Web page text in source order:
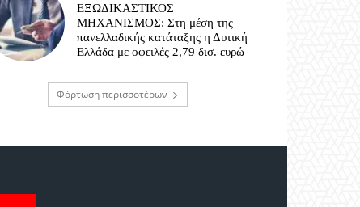
ΕΞΩΔΙΚΑΣΤΙΚΟΣ
ΜΗΧΑΝΙΣΜΟΣ: Στη μέση της
πανελλαδικής κατάταξης η Δυτική
Ελλάδα με οφειλές 2,79 δισ. ευρώ
Φόρτωση περισσοτέρων